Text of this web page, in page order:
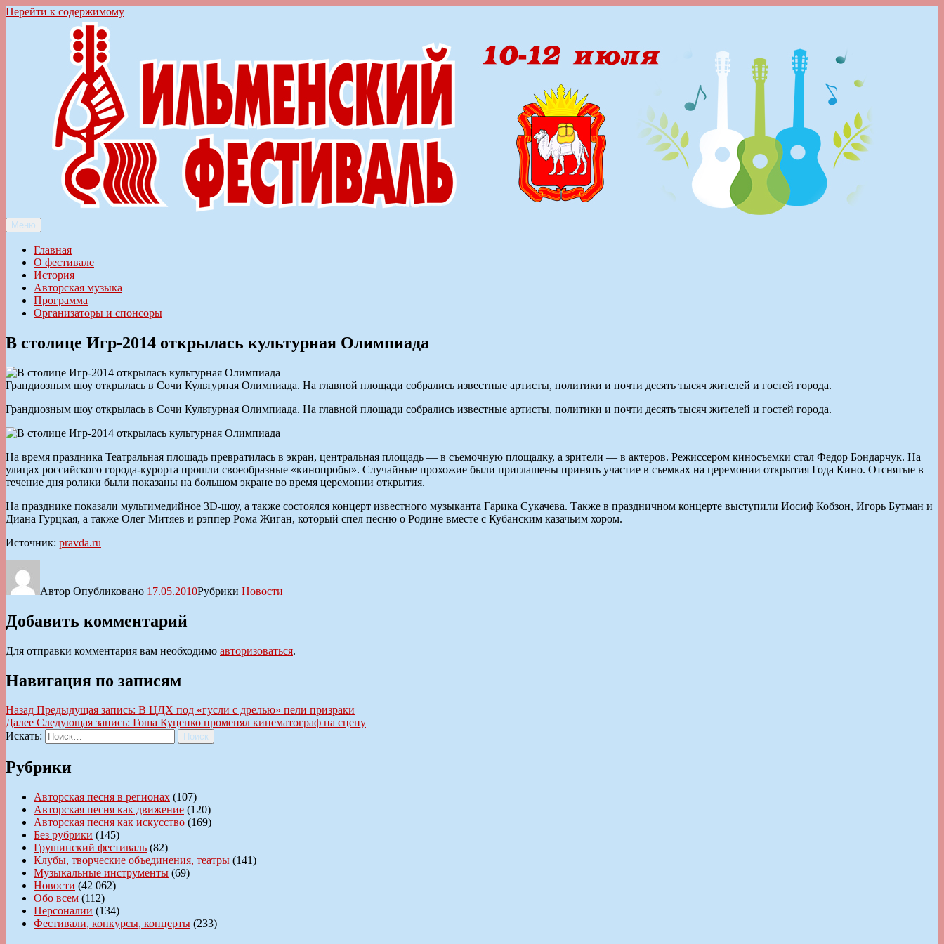
Перейти к содержимому
Ильменский фестиваль авторской песни
Меню
Главная
О фестивале
История
Авторская музыка
Программа
Организаторы и спонсоры
В столице Игр-2014 открылась культурная Олимпиада
Грандиозным шоу открылась в Сочи Культурная Олимпиада. На главной площади собрались известные артисты, политики и почти десять тысяч жителей и гостей города.
Грандиозным шоу открылась в Сочи Культурная Олимпиада. На главной площади собрались известные артисты, политики и почти десять тысяч жителей и гостей города.
На время праздника Театральная площадь превратилась в экран, центральная площадь — в съемочную площадку, а зрители — в актеров. Режиссером киносъемки стал Федор Бондарчук. На
улицах российского города-курорта прошли своеобразные «кинопробы». Случайные прохожие были приглашены принять участие в съемках на церемонии открытия Года Кино. Отснятые в
течение дня ролики были показаны на большом экране во время церемонии открытия.
На празднике показали мультимедийное 3D-шоу, а также состоялся концерт известного музыканта Гарика Сукачева. Также в праздничном концерте выступили Иосиф Кобзон, Игорь Бутман и
Диана Гурцкая, а также Олег Митяев и рэппер Рома Жиган, который спел песню о Родине вместе с Кубанским казачьим хором.
Источник: pravda.ru
Автор Опубликовано 17.05.2010Рубрики Новости
Добавить комментарий
Для отправки комментария вам необходимо авторизоваться.
Навигация по записям
Назад Предыдущая запись: В ЦДХ под «гусли с дрелью» пели призраки
Далее Следующая запись: Гоша Куценко променял кинематограф на сцену
Искать:
Поиск
Рубрики
Авторская песня в регионах (107)
Авторская песня как движение (120)
Авторская песня как искусство (169)
Без рубрики (145)
Грушинский фестиваль (82)
Клубы, творческие объединения, театры (141)
Музыкальные инструменты (69)
Новости (42 062)
Обо всем (112)
Персоналии (134)
Фестивали, конкурсы, концерты (233)